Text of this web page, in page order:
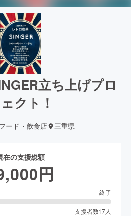
立ち上げプロ
クト！
フード・飲食店 三重県
在の支援総額
円
終了
支援者数17人